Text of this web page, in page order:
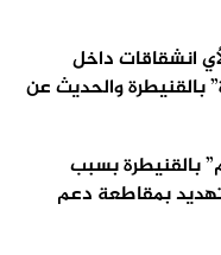
انشقاقات داخل
بالقنيطرة والحديث عن
بالقنيطرة بسبب
بمقاطعة دعم